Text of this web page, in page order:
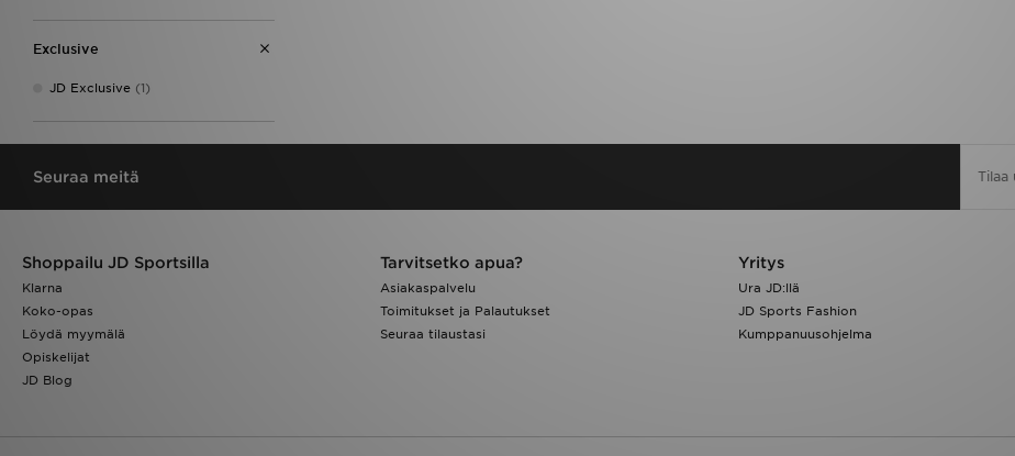
Exclusive
JD Exclusive (1)
Seuraa meitä
Shoppailu JD Sportsilla
Klarna
Koko-opas
Löydä myymälä
Opiskelijat
JD Blog
Tarvitsetko apua?
Asiakaspalvelu
Toimitukset ja Palautukset
Seuraa tilaustasi
Yritys
Ura JD:llä
JD Sports Fashion
Kumppanuusohjelma